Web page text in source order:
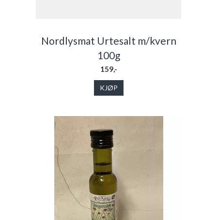
Nordlysmat Urtesalt m/kvern
100g
159,-
KJØP